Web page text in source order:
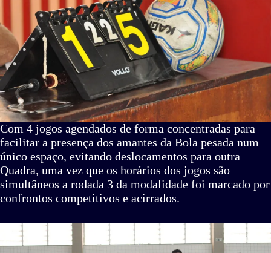
Com 4 jogos agendados de forma concentradas para
facilitar a presença dos amantes da Bola pesada num
único espaço, evitando deslocamentos para outra
Quadra, uma vez que os horários dos jogos são
simultâneos a rodada 3 da modalidade foi marcado por
confrontos competitivos e acirrados.